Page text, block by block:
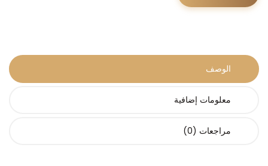
الوصف
معلومات إضافية
مراجعات (0)